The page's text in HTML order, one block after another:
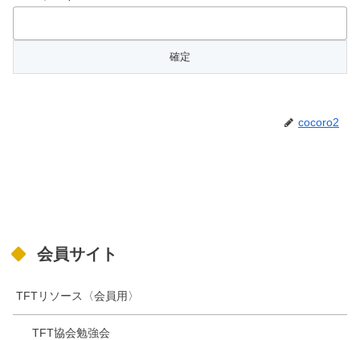
cocoro2
会員サイト
TFTリソース〈会員用〉
TFT協会勉強会